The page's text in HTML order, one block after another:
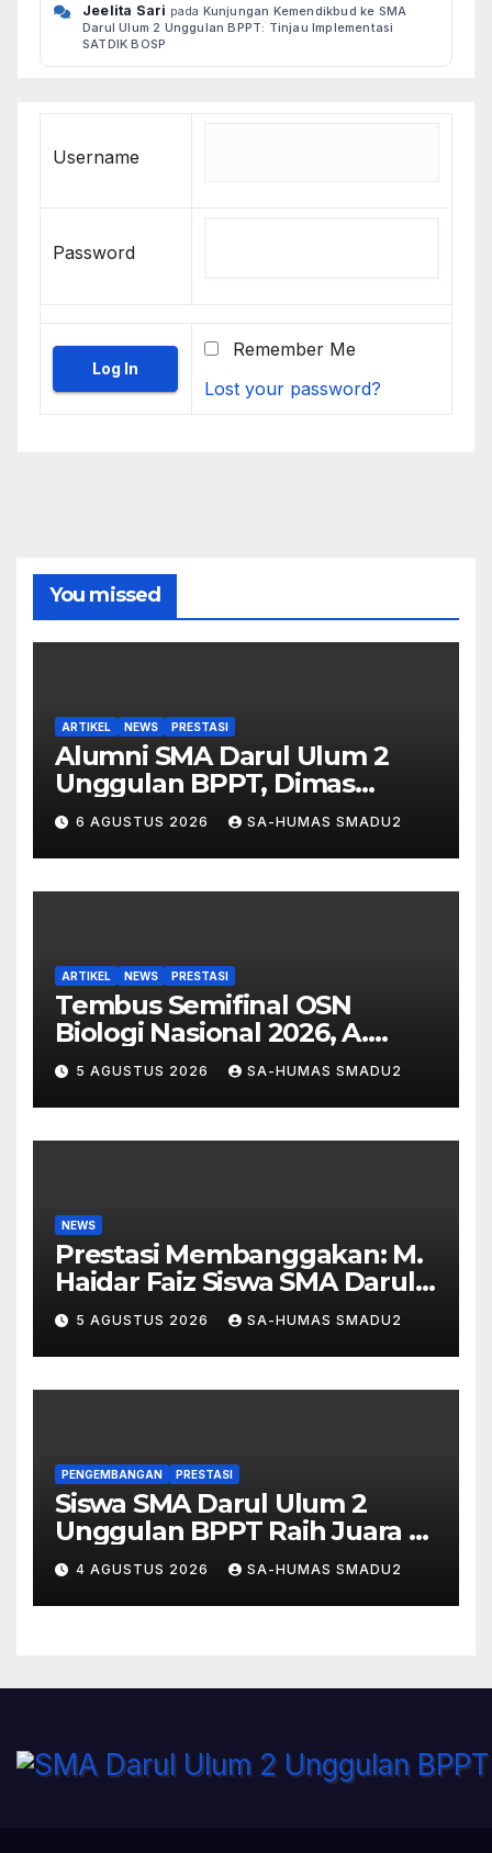
Jeelita Sari pada Kunjungan Kemendikbud ke SMA
Darul Ulum 2 Unggulan BPPT: Tinjau Implementasi
SATDIK BOSP
Username
Password
Remember Me
Lost your password?
You missed
ARTIKEL NEWS PRESTASI
Alumni SMA Darul Ulum 2
Unggulan BPPT, Dimas
Arifianto Bimo, Lulus Seleksi
Nasional Akademi Militer TNI
Angkatan Udara 2026
6 AGUSTUS 2026 SA-HUMAS SMADU2
ARTIKEL NEWS PRESTASI
Tembus Semifinal OSN
Biologi Nasional 2026, A.
Rehan Syarif Al Fayyad
Harumkan SMA Darul Ulum 2
Unggulan BPPT
5 AGUSTUS 2026 SA-HUMAS SMADU2
NEWS
Prestasi Membanggakan: M.
Haidar Faiz Siswa SMA Darul
Ulum 2 Unggulan BPPT Lulus
Seleksi Akademi Militer 2026
5 AGUSTUS 2026 SA-HUMAS SMADU2
PENGEMBANGAN PRESTASI
Siswa SMA Darul Ulum 2
Unggulan BPPT Raih Juara 2
Essay Competition Nasional
VORTUNESA 2026
4 AGUSTUS 2026 SA-HUMAS SMADU2